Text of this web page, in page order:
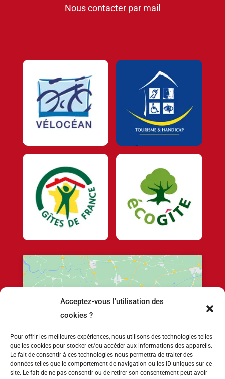
Acceptez-vous l'utilisation des
cookies ?
Pour offrir les meilleures expériences, nous utilisons des technologies telles
que les cookies pour stocker et/ou accéder aux informations des appareils.
Le fait de consentir à ces technologies nous permettra de traiter des
données telles que le comportement de navigation ou les ID uniques sur ce
site. Le fait de ne pas consentir ou de retirer son consentement peut avoir
Nous contacter par mail
Cliquez pour accepter les cookies marketing